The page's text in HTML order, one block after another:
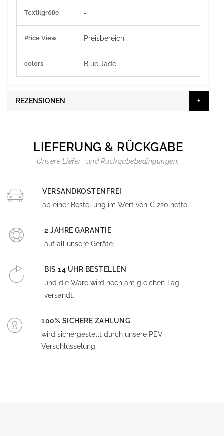
Textilgröße -
Price View Preisbereich
colors Blue Jade
REZENSIONEN
LIEFERUNG & RÜCKGABE
Unsere Liefer- und Rückgabebedingungen.
VERSANDKOSTENFREI
ab einer Bestellung im Wert von € 220 netto.
2 JAHRE GARANTIE
auf all unsere Geräte.
BIS 14 UHR BESTELLEN
und die Ware wird noch am gleichen Tag
versandt.
100% SICHERE ZAHLUNG
wird sichergestellt durch unsere PEV
Verschlüsselung.